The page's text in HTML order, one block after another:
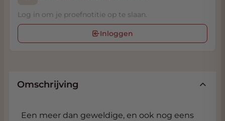
Log in om je proefnotitie op te slaan.
Inloggen
Omschrijving
Een meer dan geweldige, en ook nog eens